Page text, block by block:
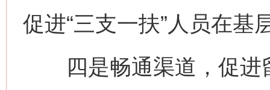
促进“三支一扶”人员在基
四是畅通渠道，促进